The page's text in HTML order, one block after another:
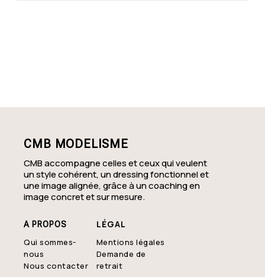
Corse (2B) - Couleurs & harmonie au
CMB MODELISME
CMB accompagne celles et ceux qui veulent
un style cohérent, un dressing fonctionnel et
une image alignée, grâce à un coaching en
image concret et sur mesure.
A PROPOS
Qui sommes-
nous
Nous contacter
LÉGAL
Mentions légales
Demande de
retrait